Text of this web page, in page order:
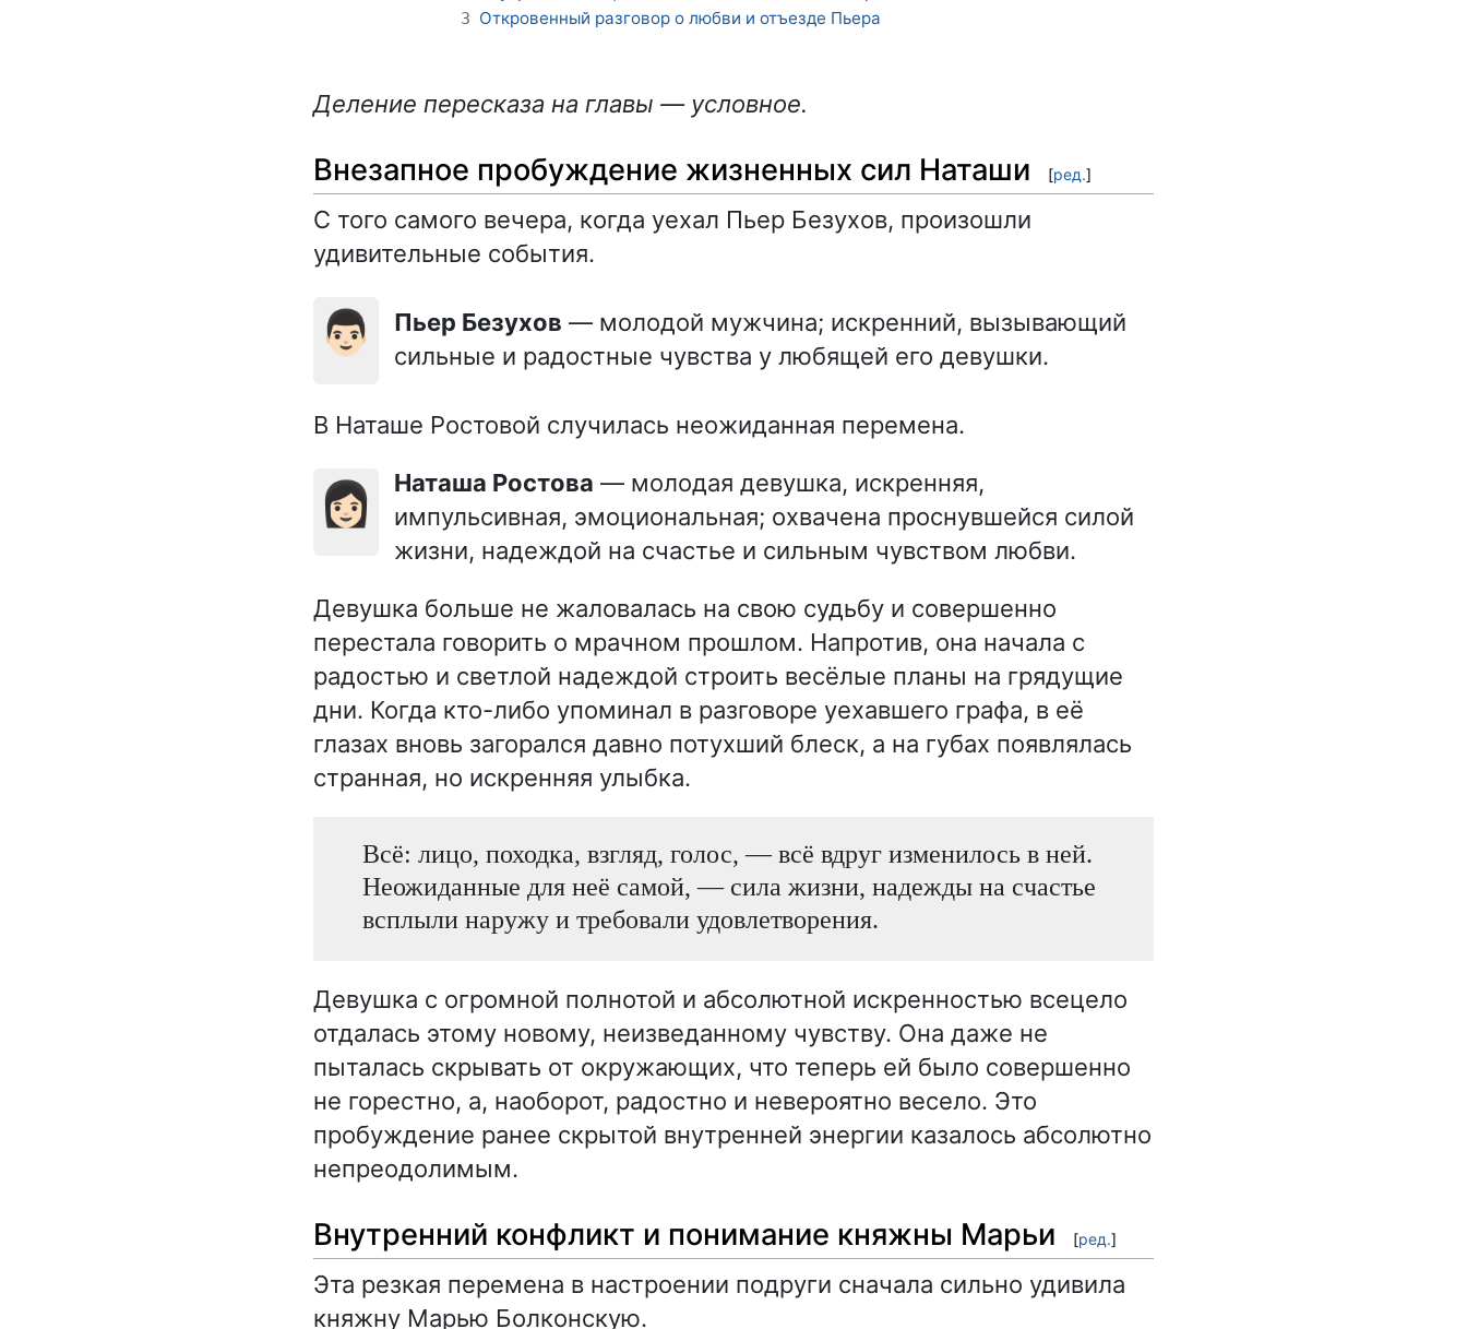
3 Откровенный разговор о любви и отъезде Пьера
Деление пересказа на главы — условное.
Внезапное пробуждение жизненных сил Наташи [ред.]
С того самого вечера, когда уехал Пьер Безухов, произошли
удивительные события.
👨🏻 Пьер Безухов — молодой мужчина; искренний, вызывающий
сильные и радостные чувства у любящей его девушки.
В Наташе Ростовой случилась неожиданная перемена.
👩🏻 Наташа Ростова — молодая девушка, искренняя,
импульсивная, эмоциональная; охвачена проснувшейся силой
жизни, надеждой на счастье и сильным чувством любви.
Девушка больше не жаловалась на свою судьбу и совершенно
перестала говорить о мрачном прошлом. Напротив, она начала с
радостью и светлой надеждой строить весёлые планы на грядущие
дни. Когда кто-либо упоминал в разговоре уехавшего графа, в её
глазах вновь загорался давно потухший блеск, а на губах появлялась
странная, но искренняя улыбка.
Всё: лицо, походка, взгляд, голос, — всё вдруг изменилось в ней.
Неожиданные для неё самой, — сила жизни, надежды на счастье
всплыли наружу и требовали удовлетворения.
Девушка с огромной полнотой и абсолютной искренностью всецело
отдалась этому новому, неизведанному чувству. Она даже не
пыталась скрывать от окружающих, что теперь ей было совершенно
не горестно, а, наоборот, радостно и невероятно весело. Это
пробуждение ранее скрытой внутренней энергии казалось абсолютно
непреодолимым.
Внутренний конфликт и понимание княжны Марьи [ред.]
Эта резкая перемена в настроении подруги сначала сильно удивила
княжну Марью Болконскую.